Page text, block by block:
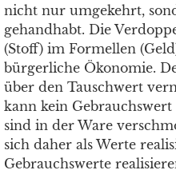
nicht nur umgekehrt,
gehandhabt. Die
(Stoff) im Formellen
bürgerliche Ökonomie.
über den Tauschwert
kann kein
sind in der Ware
sich daher als Werte
Gebrauchswerte